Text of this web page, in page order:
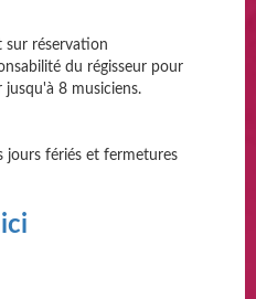
sur réservation
du régisseur pour
jusqu'à 8 musiciens.
jours fériés et fermetures
ici